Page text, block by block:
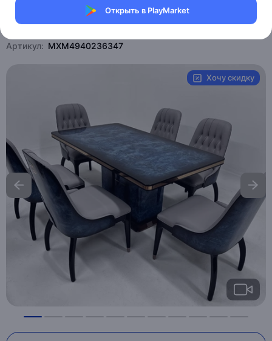
Открыть в PlayMarket
Магазин eMILE
Артикул: MXM4940236347
Хочу скидку